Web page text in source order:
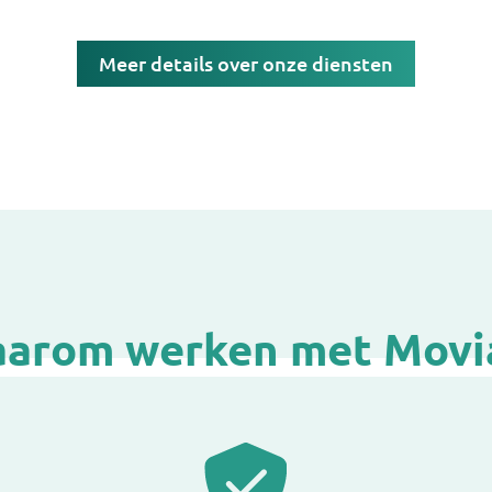
Meer details over onze diensten
werken met